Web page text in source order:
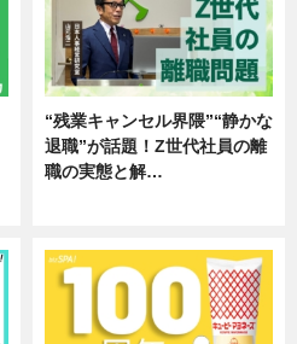
“残業キャンセル界隈”“静かな
退職”が話題！Z世代社員の離
職の実態と解…